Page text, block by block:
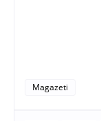
Magazeti